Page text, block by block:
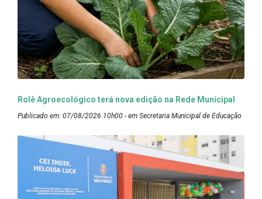
Rolê Agroecológico terá nova edição na Rede Municipal
Publicado em: 07/08/2026 10h00 - em Secretaria Municipal de Educação